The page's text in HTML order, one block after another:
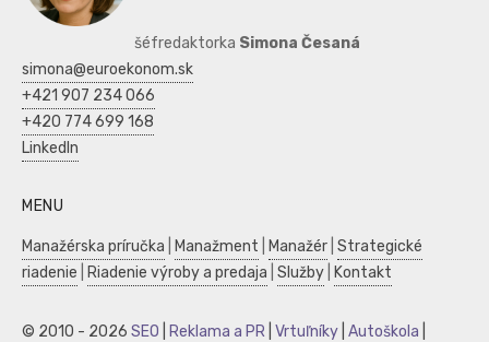
šéfredaktorka Simona Česaná
simona@euroekonom.sk
+421 907 234 066
+420 774 699 168
LinkedIn
MENU
Manažérska príručka Manažment Manažér Strategické
riadenie
Riadenie výroby a predaja Služby Kontakt
© 2010 - 2026 SEO Reklama a PR Vrtuľníky Autoškola